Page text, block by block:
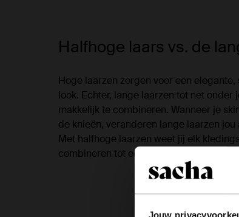
Halfhoge laars vs. de
Hoge laarzen zorgen voor een
look. Echter, lange laarzen tot net onder
makkelijk te combineren. Wanneer je
de knieën, veranderen lange laarzen
Met halfhoge laarzen weet jij elk
combineren tot een elegante, vrouwelijke
Bekijk